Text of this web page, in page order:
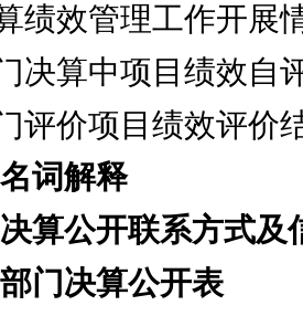
绩效管理工作开展
决算中项目绩效自
评价项目绩效评价
名词解释
决算公开联系方式及
部门决算公开表